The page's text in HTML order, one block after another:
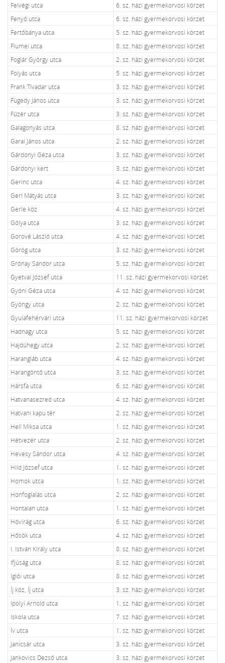
Felvégi utca
6. sz. házi gyermekorvosi körzet
Fenyő utca
6. sz. házi gyermekorvosi körzet
Fertőbánya utca
5. sz. házi gyermekorvosi körzet
Fiumei utca
8. sz. házi gyermekorvosi körzet
Foglár György utca
2. sz. házi gyermekorvosi körzet
Folyás utca
5. sz. házi gyermekorvosi körzet
Frank Tivadar utca
3. sz. házi gyermekorvosi körzet
Fügedy János utca
3. sz. házi gyermekorvosi körzet
Fűzér utca
3. sz. házi gyermekorvosi körzet
Galagonyás utca
8. sz. házi gyermekorvosi körzet
Garai János utca
2. sz. házi gyermekorvosi körzet
Gárdonyi Géza utca
3. sz. házi gyermekorvosi körzet
Gárdonyi kert
3. sz. házi gyermekorvosi körzet
Gerinc utca
4. sz. házi gyermekorvosi körzet
Gerl Mátyás utca
3. sz. házi gyermekorvosi körzet
Gerle köz
4. sz. házi gyermekorvosi körzet
Gólya utca
3. sz. házi gyermekorvosi körzet
Gorové László utca
4. sz. házi gyermekorvosi körzet
Görög utca
3. sz. házi gyermekorvosi körzet
Grónay Sándor utca
5. sz. házi gyermekorvosi körzet
Gyetvai József utca
11. sz. házi gyermekorvosi körzet
Gyóni Géza utca
4. sz. házi gyermekorvosi körzet
Gyöngy utca
2. sz. házi gyermekorvosi körzet
Gyulafehérvári utca
11. sz. házi gyermekorvosi körzet
Hadnagy utca
5. sz. házi gyermekorvosi körzet
Hajdúhegy utca
2. sz. házi gyermekorvosi körzet
Harangláb utca
4. sz. házi gyermekorvosi körzet
Harangöntő utca
3. sz. házi gyermekorvosi körzet
Hársfa utca
6. sz. házi gyermekorvosi körzet
Hatvanasezred utca
4. sz. házi gyermekorvosi körzet
Hatvani kapu tér
2. sz. házi gyermekorvosi körzet
Hell Miksa utca
1. sz. házi gyermekorvosi körzet
Hétvezér utca
2. sz. házi gyermekorvosi körzet
Hevesy Sándor utca
4. sz. házi gyermekorvosi körzet
Hild József utca
1. sz. házi gyermekorvosi körzet
Homok utca
1. sz. házi gyermekorvosi körzet
Honfoglalás utca
2. sz. házi gyermekorvosi körzet
Hontalan utca
1. sz. házi gyermekorvosi körzet
Hóvirág utca
6. sz. házi gyermekorvosi körzet
Hősök utca
4. sz. házi gyermekorvosi körzet
I. István Király utca
8. sz. házi gyermekorvosi körzet
Ifjúság utca
8. sz. házi gyermekorvosi körzet
Iglói utca
8. sz. házi gyermekorvosi körzet
Íj köz, Íj utca
3. sz. házi gyermekorvosi körzet
Ipolyi Arnold utca
1. sz. házi gyermekorvosi körzet
Iskola utca
7. sz. házi gyermekorvosi körzet
Ív utca
1. sz. házi gyermekorvosi körzet
Janicsár utca
3. sz. házi gyermekorvosi körzet
Jankovics Dezső utca
3. sz. házi gyermekorvosi körzet